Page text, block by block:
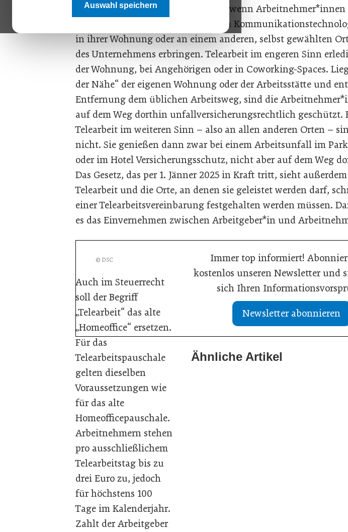
Auswahl speichern
Laut Definition liegt Telearbeit vor, wenn
Arbeitsleistungen unter Einsatz von
in ihrer Wohnung oder an einem anderen, selbst gewählten
des Unternehmens erbringen. Telearbeit im engeren Sinn
der Wohnung, bei Angehörigen oder in Coworking-Spaces.
der Nähe“ der eigenen Wohnung oder der Arbeitsstätte und
Entfernung dem üblichen Arbeitsweg, sind die
auf dem Weg dorthin unfallversicherungsrechtlich geschützt.
Telearbeit im weiteren Sinn – also an allen anderen Orten –
nicht. Sie genießen dann zwar bei einem Arbeitsunfall im
oder im Hotel Versicherungsschutz, nicht aber auf dem Weg
Das Gesetz, das per 1. Jänner 2025 in Kraft tritt, sieht
Telearbeit und die Orte, an denen sie geleistet werden darf,
einer Telearbeitsvereinbarung festgehalten werden müssen.
es das Einvernehmen zwischen Arbeitgeber*in und
© DSC
Auch im Steuerrecht
soll der Begriff
„Telearbeit“ das alte
„Homeoffice“ ersetzen.
Für das
Telearbeitspauschale
gelten dieselben
Voraussetzungen wie
für das alte
Homeofficepauschale.
Arbeitnehmern stehen
pro ausschließlichem
Telearbeitstag bis zu
drei Euro zu, jedoch
für höchstens 100
Tage im Kalenderjahr.
Zahlt der Arbeitgeber
Immer top informiert!
kostenlos unseren Newsletter und
sich Ihren
Newsletter abonnieren
Ähnliche Artikel
21. Juli 2026